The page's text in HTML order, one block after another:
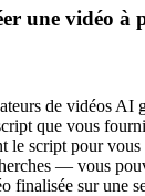
une vidéo à
de vidéos AI
que vous
le script pour
— vous
finalisée sur une